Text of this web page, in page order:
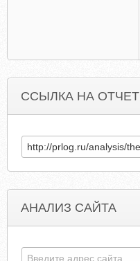
ССЫЛКА НА ОТЧЕТ
АНАЛИЗ САЙТА